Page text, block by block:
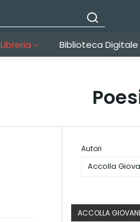
Libreria Biblioteca Digitale
Autori
ACCOLLA